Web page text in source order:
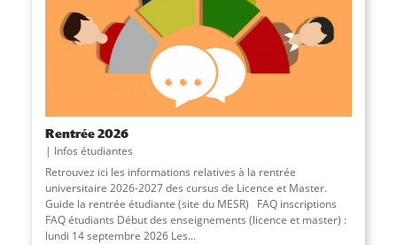
Rentrée 2026
Infos étudiantes
Retrouvez ici les informations relatives à la rentrée
universitaire 2026-2027 des cursus de Licence et Master.
Guide la rentrée étudiante (site du MESR) FAQ inscriptions
FAQ étudiants Début des enseignements (licence et master) :
lundi 14 septembre 2026 Les...